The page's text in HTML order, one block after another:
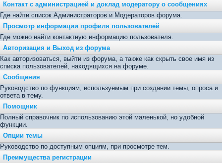
Контакт с администрацией и доклад модератору о сообщениях
Где найти список Администраторов и Модераторов форума.
Просмотр информации профиля пользователей
Где можно найти контактную информацию пользователя.
Авторизация и Выход из форума
Как авторизоваться, выйти из форума, а также как скрыть свое имя из
списка пользователей, находящихся на форуме.
Сообщения
Руководство по функциям, используемым при создании темы, опроса и
ответа в тему.
Помощник
Полный справочник по использованию этой маленькой, но удобной
функции.
Опции темы
Руководство по доступным опциям, при просмотре тем.
Преимущества регистрации